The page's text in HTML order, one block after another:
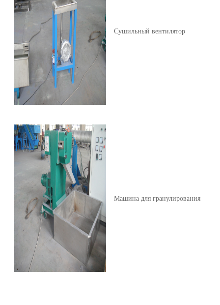
Сушильный вентилятор
Машина для гранулирования